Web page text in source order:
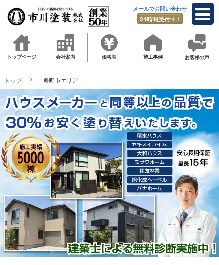
メールでお問い合わせ
24時間受付中！
トップページ 会社案内 価格表 施工事例 お客様の声
トップ 裾野市エリア